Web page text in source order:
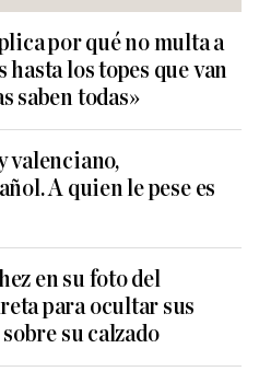
por qué no multa a
hasta los topes que van
saben todas»
valenciano,
A quien le pese es
en su foto del
para ocultar sus
su calzado